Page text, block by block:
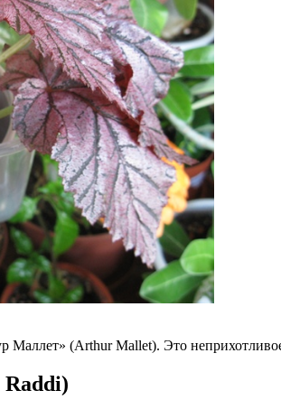
Маллет» (Arthur Mallet). Это